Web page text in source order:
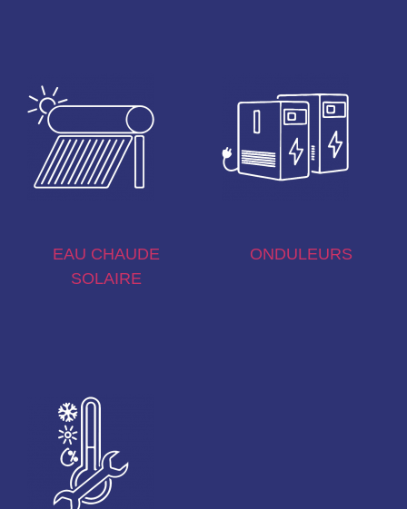
EAU CHAUDE
SOLAIRE
ONDULEURS